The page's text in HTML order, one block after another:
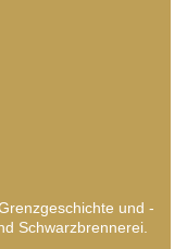
und -
Schwarzbrennerei.